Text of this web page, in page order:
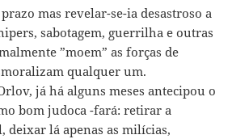
mas revelar-se-ia desastroso a
sabotagem, guerrilha e outras
”moem” as forças de
qualquer um.
já há alguns meses antecipou o
bom judoca -fará: retirar a
deixar lá apenas as milícias,